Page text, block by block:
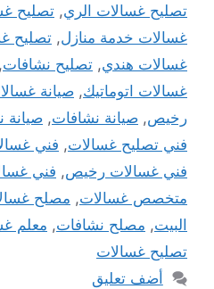
تصليح غسالات الري, تصليح
غسالات خدمة منازل, تصليح
غسالات هندي, تصليح نشافات,
غسالات اتوماتيك, صيانة
رخيص, صيانة نشافات, صيانة
فني تصليح غسالات, فني
فني غسالات رخيص, فني
متخصص غسالات, مصلح
البيت, مصلح نشافات, معلم
تصليح غسالات
أضف تعليق